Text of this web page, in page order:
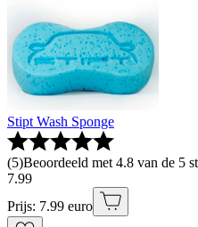
Stipt Wash Sponge
(5)Beoordeeld met 4.8 van de 5
7.99
Prijs: 7.99 euro